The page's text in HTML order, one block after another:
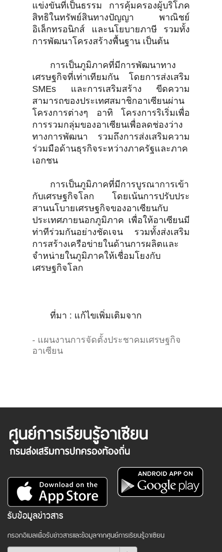
แข่งขันที่เป็นธรรม การคุ้มครองผู้บริโภค
สิทธิในทรัพย์สินทางปัญญา พาณิชย์
อิเล็กทรอนิกส์ และนโยบายภาษี รวมทั้ง
การพัฒนาโครงสร้างพื้นฐาน เป็นต้น
การเป็นภูมิภาคที่มีการพัฒนาทาง
เศรษฐกิจที่เท่าเทียมกัน โดยการส่งเสริม
SMEs และการเสริมสร้าง ขีดความ
สามารถของประเทศสมาชิกอาเซียนผ่าน
โครงการต่างๆ อาทิ โครงการริเริ่มเพื่อ
การรวมกลุ่มของอาเซียนเพื่อลดช่องว่าง
ทางการพัฒนา รวมถึงการส่งเสริมความ
ร่วมมือด้านธุรกิจระหว่างภาครัฐและภาค
เอกชน
การเป็นภูมิภาคที่มีการบูรณาการเข้า
กับเศรษฐกิจโลก โดยเน้นการปรับประ
สานนโบายเศรษฐกิจของอาเซียนกับ
ประเทศภายนอกภูมิภาค เพื่อให้อาเซียนมี
ท่าทีร่วมกันอย่างชัดเจน รวมทั้งส่งเสริม
การสร้างเครือข่ายในด้านการผลิตและ
จำหน่ายในภูมิภาคให้เชื่อมโยงกับ
เศรษฐกิจโลก
ที่มา : แก้ไขเพิ่มเติมจาก
- แผนงานการจัดตั้งประชาคมเศรษฐกิจ
อาเซียน
รับข้อมูลข่าวสาร
กรอกอีเมลเพื่อรับข่าวสารและข้อมูลจากศูนย์การเรียนรู้อาเซียน